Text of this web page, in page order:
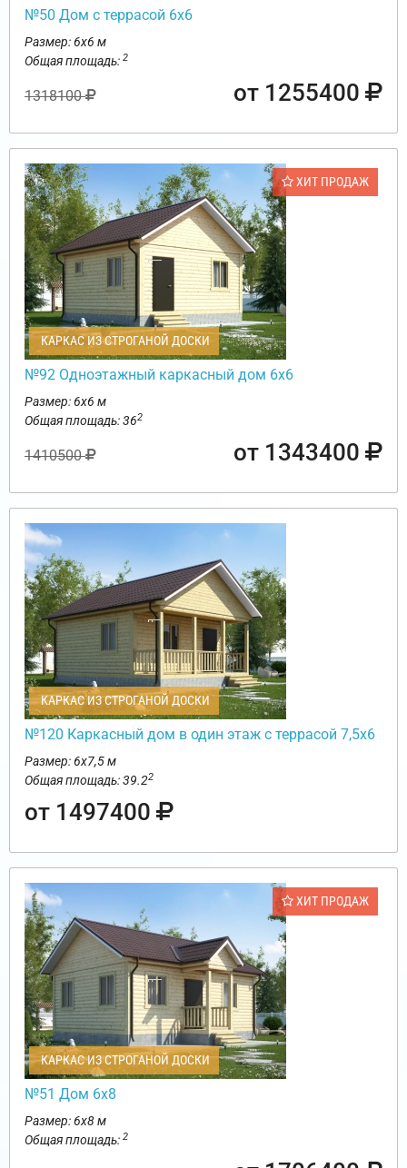
№50 Дом с террасой 6х6
Размер: 6х6 м
Общая площадь: 2
1318100 от 1255400
ХИТ ПРОДАЖ
КАРКАС ИЗ СТРОГАНОЙ ДОСКИ
№92 Одноэтажный каркасный дом 6х6
Размер: 6х6 м
Общая площадь: 362
1410500 от 1343400
КАРКАС ИЗ СТРОГАНОЙ ДОСКИ
№120 Каркасный дом в один этаж с террасой 7,5х6
Размер: 6х7,5 м
Общая площадь: 39.22
от 1497400
ХИТ ПРОДАЖ
КАРКАС ИЗ СТРОГАНОЙ ДОСКИ
№51 Дом 6х8
Размер: 6х8 м
Общая площадь: 2